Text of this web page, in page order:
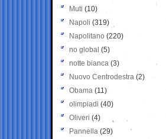
Muti (10)
Napoli (319)
Napolitano (220)
no global (5)
notte bianca (3)
Nuovo Centrodestra (2)
Obama (11)
olimpiadi (40)
Oliveri (4)
Pannella (29)